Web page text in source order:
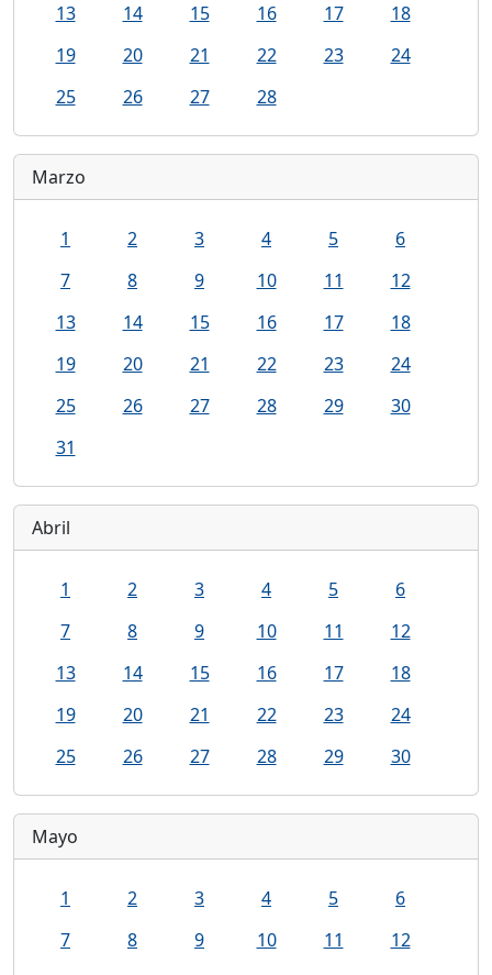
13
14 15 16 17
18
19
20 21 22 23
24
25
26 27 28
Marzo
1 2 3 4 5
6
7
8 9 10 11
12
13
14 15 16 17
18
19
20 21 22 23
24
25
26 27 28 29
30
31
Abril
1 2 3 4 5
6
7
8 9 10 11
12
13
14 15 16 17
18
19
20 21 22 23
24
25
26 27 28 29 30
Mayo
1 2 3 4 5
6
7
8 9 10 11
12